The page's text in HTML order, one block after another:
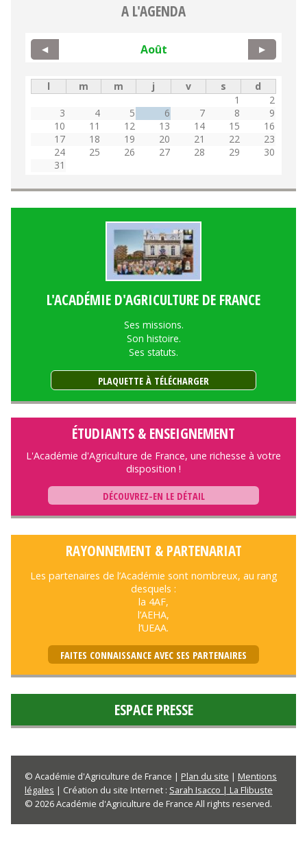
A L'AGENDA
Août
◀ ▶
l m m j v s
d
1
2
3
4 5 6 7 8
9
10
11 12 13 14 15
16
17
18 19 20 21 22
23
24
25 26 27 28 29
30
31
L'ACADÉMIE D'AGRICULTURE DE FRANCE
Ses missions.
Son histoire.
Ses statuts.
PLAQUETTE À TÉLÉCHARGER
ÉTUDIANTS & ENSEIGNEMENT
L'Académie d'Agriculture de France, une richesse à votre
disposition !
DÉCOUVREZ-EN LE DÉTAIL
RAYONNEMENT & PARTENARIAT
Les partenaires de l’Académie sont nombreux, au rang
desquels :
la 4AF,
l’AEHA,
l’UEAA.
FAITES CONNAISSANCE AVEC SES PARTENAIRES
ESPACE PRESSE
© Académie d'Agriculture de France | Plan du site | Mentions
légales | Création du site Internet : Sarah Isacco | La Flibuste
© 2026 Académie d'Agriculture de France All rights reserved.